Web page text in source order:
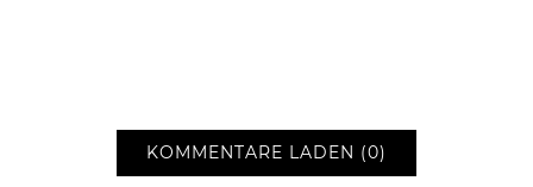
KOMMENTARE LADEN (0)